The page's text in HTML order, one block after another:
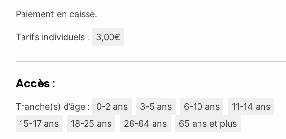
Paiement en caisse.
Tarifs individuels : 3,00€
Accès :
Tranche(s) d’âge : 0-2 ans 3-5 ans 6-10 ans
11-14 ans
15-17 ans
18-25 ans 26-64 ans 65 ans et plus